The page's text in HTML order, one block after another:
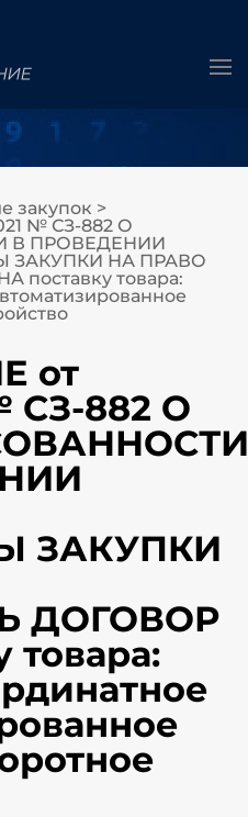
закупок >
№ СЗ-882 О
В ПРОВЕДЕНИИ
ЗАКУПКИ НА ПРАВО
товара:
от
СЗ-882 О
ЗАКУПКИ
ДОГОВОР
товара: